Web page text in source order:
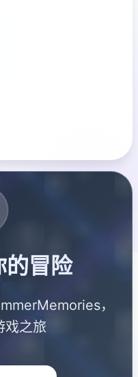
的冒险
，
戏之旅